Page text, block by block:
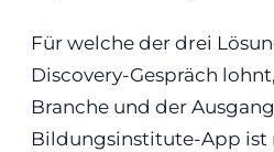
Für welche der drei
Discovery-Gespräch
Branche und der
Bildungsinstitute-App ist